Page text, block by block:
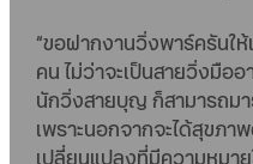
“ขอฝากงานวิ่งพาร์ครันใ
คน ไม่ว่าจะเป็นสายวิ่งมือ
นักวิ่งสายบุญ ก็สามารถม
เพราะนอกจากจะได้สุขภ
เปลี่ยนแปลงที่มีความหมา